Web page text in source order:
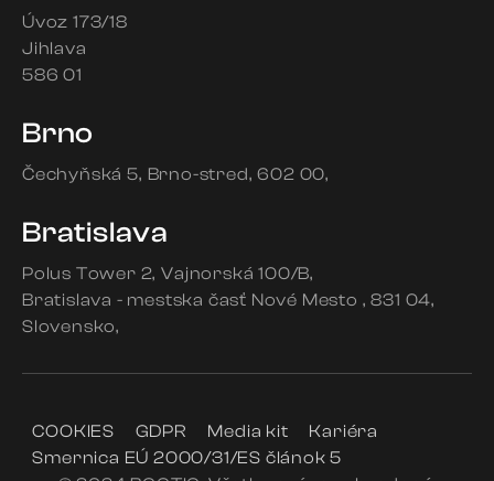
Úvoz 173/18
Jihlava
586 01
Brno
Čechyňská 5 Brno-stred 602 00
Bratislava
Polus Tower 2 Vajnorská 100/B
Bratislava - mestska časť Nové Mesto
831 04
Slovensko
COOKIES GDPR Media kit
Kariéra
Smernica EÚ 2000/31/ES článok 5